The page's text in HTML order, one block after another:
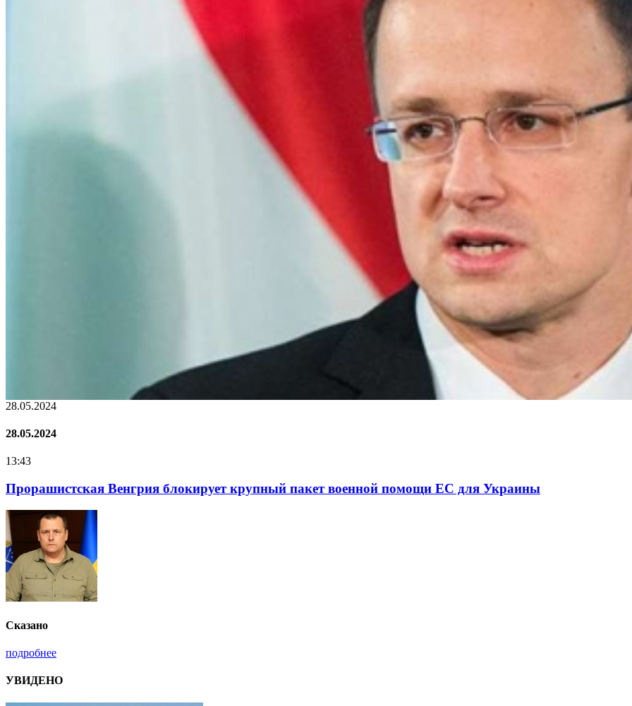
22.01.2024
22.01.2024
16:25
Нацполіція лякає громадян погіршенням криміногенної ситуації в разі мобілізації поліціянтів на
Сказано
подробнее
УВИДЕНО